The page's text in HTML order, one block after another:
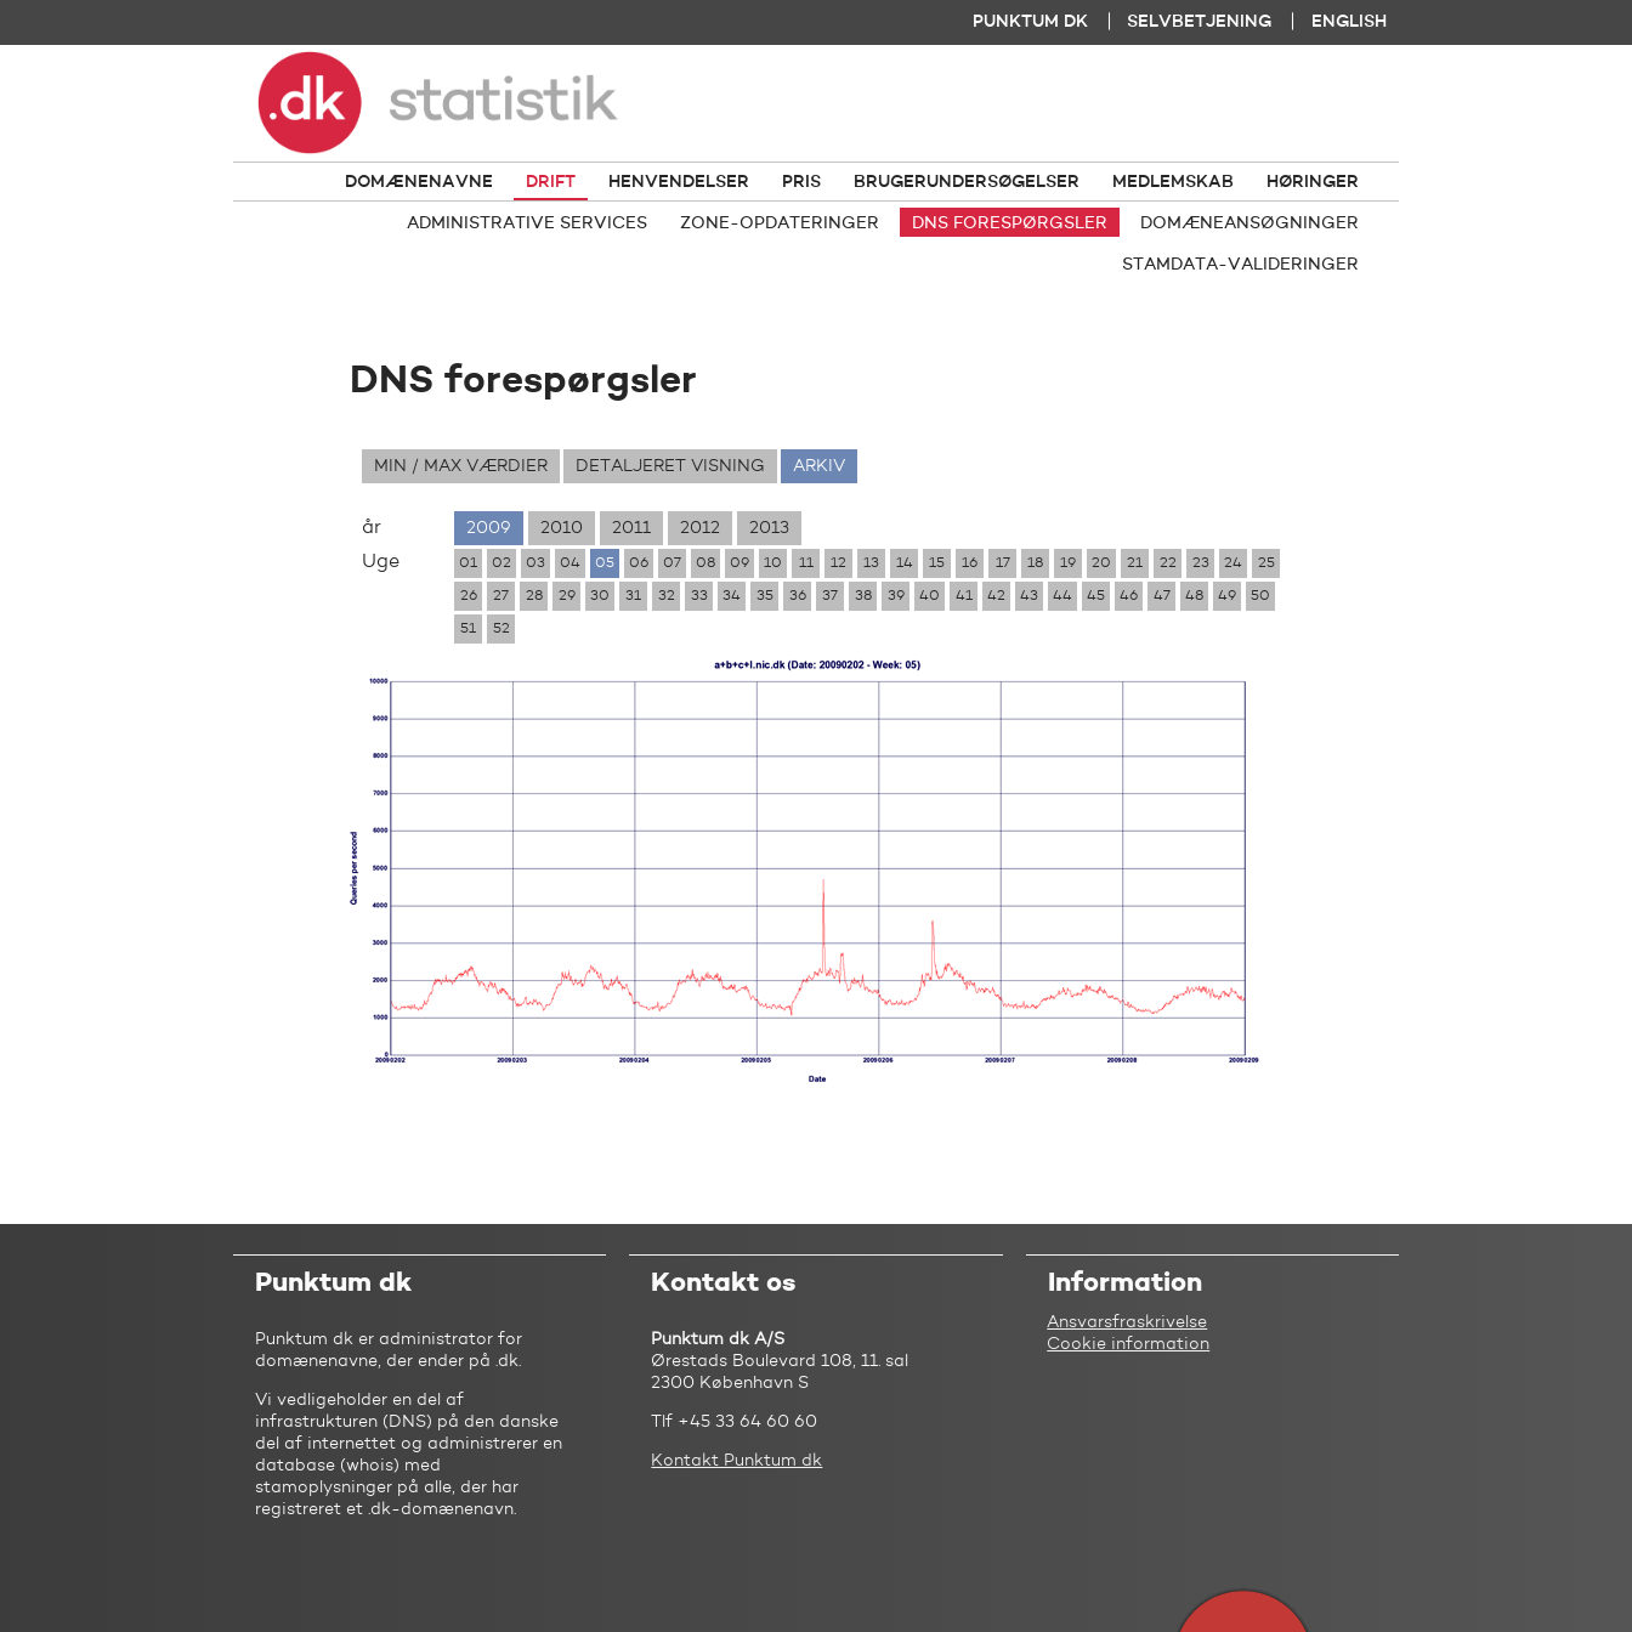
PUNKTUM DK SELVBETJENING ENGLISH
DOMÆNENAVNE DRIFT HENVENDELSER PRIS BRUGERUNDERSØGELSER MEDLEMSKAB HØRINGER
ADMINISTRATIVE SERVICES ZONE-OPDATERINGER DNS FORESPØRGSLER DOMÆNEANSØGNINGER
STAMDATA-VALIDERINGER
DNS forespørgsler
MIN / MAX VÆRDIER DETALJERET VISNING ARKIV
år 2009 2010 2011 2012 2013
Uge 01 02 03 04 05 06 07 08 09 10 11 12 13 14 15 16 17 18 19 20 21 22 23 24 25
26 27 28 29 30 31 32 33 34 35 36 37 38 39 40 41 42 43 44 45 46 47 48 49 50
51 52
Punktum dk
Punktum dk er administrator for
domænenavne, der ender på .dk.
Vi vedligeholder en del af
infrastrukturen (DNS) på den danske
del af internettet og administrerer en
database (whois) med
stamoplysninger på alle, der har
registreret et .dk-domænenavn.
Kontakt os
Punktum dk A/S
Ørestads Boulevard 108, 11. sal
2300 København S
Tlf +45 33 64 60 60
Kontakt Punktum dk
Information
Ansvarsfraskrivelse
Cookie information